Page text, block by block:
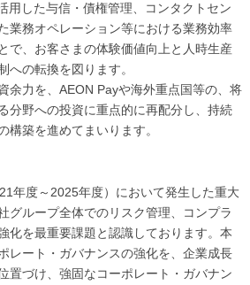
用した与信・債権管理、コンタクトセン
業務オペレーション等における業務効率
で、お客さまの体験価値向上と人時生産
への転換を図ります。
余力を、AEON Payや海外重点国等の、将
分野への投資に重点的に再配分し、持続
構築を進めてまいります。
年度～2025年度）において発生した重大
グループ全体でのリスク管理、コンプラ
化を最重要課題と認識しております。本
レート・ガバナンスの強化を、企業成長
置づけ、強固なコーポレート・ガバナン